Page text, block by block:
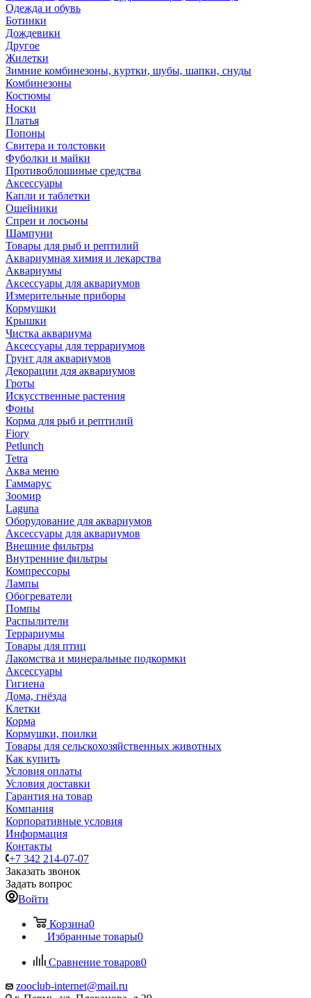
Одежда и обувь
Ботинки
Дождевики
Другое
Жилетки
Зимние комбинезоны, куртки, шубы, шапки, снуды
Комбинезоны
Костюмы
Носки
Платья
Попоны
Свитера и толстовки
Фуболки и майки
Противоблошиные средства
Аксессуары
Капли и таблетки
Ошейники
Спреи и лосьоны
Шампуни
Товары для рыб и рептилий
Аквариумная химия и лекарства
Аквариумы
Аксессуары для аквариумов
Измерительные приборы
Кормушки
Крышки
Чистка аквариума
Аксессуары для террариумов
Грунт для аквариумов
Декорации для аквариумов
Гроты
Искусственные растения
Фоны
Корма для рыб и рептилий
Fiory
Petlunch
Tetra
Аква меню
Гаммарус
Зоомир
Laguna
Оборудование для аквариумов
Аксессуары для аквариумов
Внешние фильтры
Внутренние фильтры
Компрессоры
Лампы
Обогреватели
Помпы
Распылители
Террариумы
Товары для птиц
Лакомства и минеральные подкормки
Аксессуары
Гигиена
Дома, гнёзда
Клетки
Корма
Кормушки, поилки
Товары для сельскохозяйственных животных
Как купить
Условия оплаты
Условия доставки
Гарантия на товар
Компания
Корпоративные условия
Информация
Контакты
+7 342 214-07-07
Заказать звонок
Задать вопрос
Войти
Корзина0
Избранные товары0
Сравнение товаров0
zooclub-internet@mail.ru